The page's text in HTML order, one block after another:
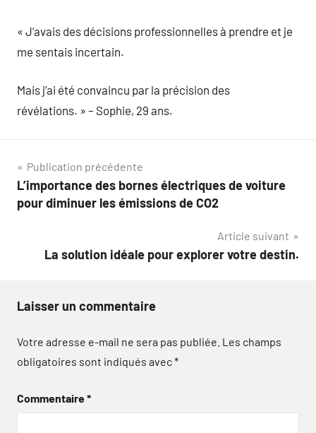
« J’avais des décisions professionnelles à prendre et je
me sentais incertain.
Mais j’ai été convaincu par la précision des
révélations. » – Sophie, 29 ans.
Navigation
de
Publication précédente
L’importance des bornes électriques de voiture
pour diminuer les émissions de CO2
Article suivant
La solution idéale pour explorer votre destin.
Laisser un commentaire
Votre adresse e-mail ne sera pas publiée. Les champs
obligatoires sont indiqués avec*
Commentaire*